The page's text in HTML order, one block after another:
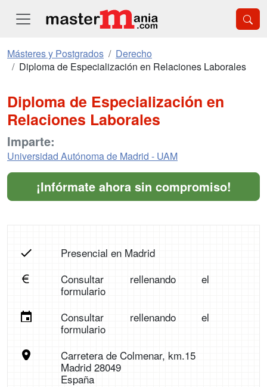
Másteres y Postgrados
Derecho
Diploma de Especialización en Relaciones Laborales
Diploma de Especialización en
Relaciones Laborales
Imparte:
Universidad Autónoma de Madrid - UAM
¡Infórmate ahora sin compromiso!
Presencial en Madrid
Consultar rellenando el
formulario
Consultar rellenando el
formulario
Carretera de Colmenar, km.15
Madrid 28049
España